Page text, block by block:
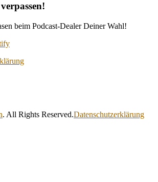
beim Podcast-Dealer Deiner Wahl!
. All Rights Reserved.Datenschutzerklärung